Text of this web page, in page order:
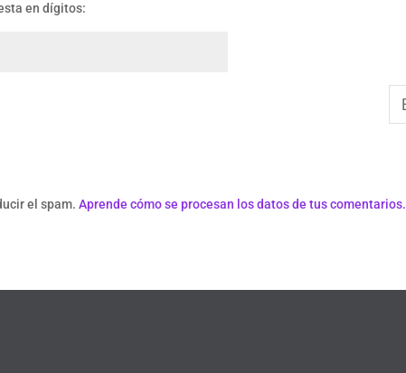
en dígitos:
el spam. Aprende cómo se procesan los datos de tus comentarios.